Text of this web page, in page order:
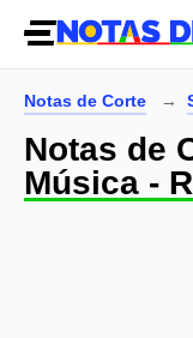
Notas de Corte
Notas de
Música -